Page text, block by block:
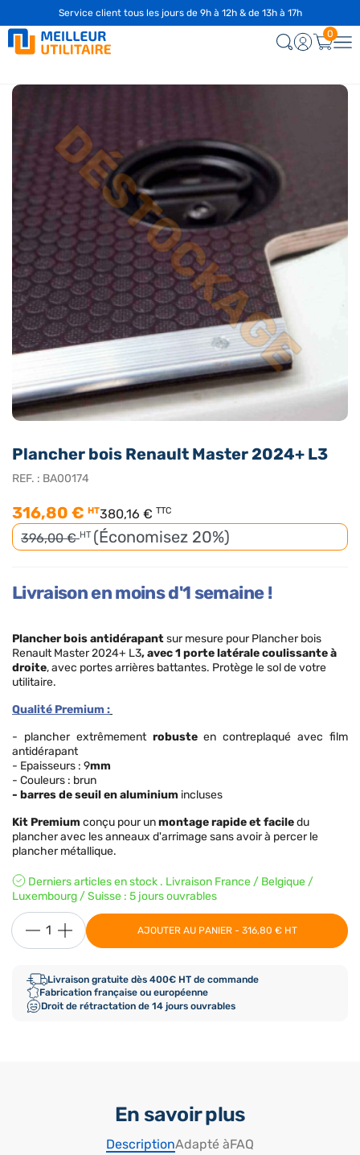
Plancher bois Renault Master 2024+ L3
REF. : BA00174
316,80 € HT380,16 € TTC
396,00 €HT (Économisez 20%)
Livraison en moins d'1 semaine !
Plancher bois antidérapantsur mesure pour Plancher bois
Renault Master 2024+ L3,avec 1 porte latérale coulissante à
droite, avec portes arrières battantes. Protège le sol de votre
utilitaire.
Qualité Premium :
- plancher extrêmement robusteen contreplaqué avec film
antidérapant
- Epaisseurs : 9mm
- Couleurs : brun
- barres de seuil en aluminium incluses
Kit Premium conçu pour unmontage rapide et faciledu
plancher avec les anneaux d'arrimage sans avoir à percer le
plancher métallique.
Derniers articles en stock . Livraison France / Belgique /
Luxembourg / Suisse : 5 jours ouvrables
AJOUTER AU PANIER - 316,80 € HT
Livraison gratuite dès 400€ HT de commande
Fabrication française ou européenne
Droit de rétractation de 14 jours ouvrables
En savoir plus
DescriptionAdapté àFAQ
Service client tous les jours de 9h à 12h & de 13h à 17h
0